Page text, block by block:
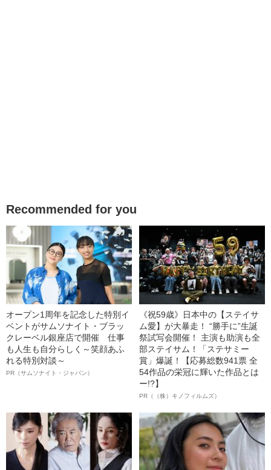
Recommended for you
オープン1周年を記念した特別イ
ベントがサムソナイト・ブラッ
クレーベル銀座店で開催 仕事
も人生も自分らしく～笑顔あふ
れる特別対談～
PR（サムソナイト・ジャパン）
《祝59歳》日本中の【ステイサ
ム愛】が大暴走！ “勝手に”生誕
祭試写会開催！ 主演も助演も全
部ステイサム！「ステサミー
賞」爆誕！【応募総数941票 全
54作品の栄冠に輝いた作品とは
ー!?】
PR（（株）キノフィルムズ）